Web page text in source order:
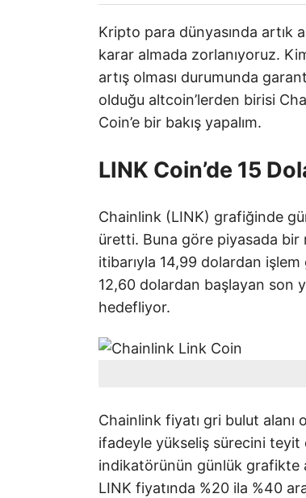
Kripto para dünyasında artık
karar almada zorlanıyoruz.
artış olması durumunda
olduğu altcoin’lerden birisi
Coin’e bir bakış yapalım.
LINK Coin’de 15
Chainlink (LINK) grafiğinde
üretti. Buna göre piyasada bir
itibarıyla 14,99 dolardan
12,60 dolardan başlayan son
hedefliyor.
Chainlink fiyatı gri bulut alanı
ifadeyle yükseliş sürecini
indikatörünün günlük grafikte
LINK fiyatında %20 ila %40